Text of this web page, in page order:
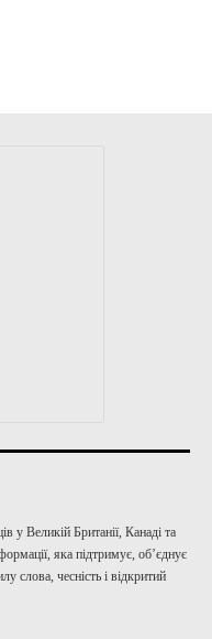
у Великій Британії, Канаді та
яка підтримує, об’єднує
слова, чесність і відкритий